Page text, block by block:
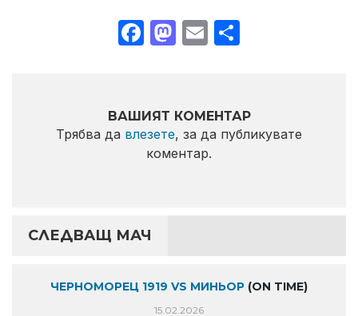
Facebook
Mastodon
Email
ВАШИЯТ КОМЕНТАР
Трябва да влезете, за да публикувате
коментар.
СЛЕДВАЩ МАЧ
ЧЕРНОМОРЕЦ 1919 VS МИНЬОР (ON TIME)
15.02.2026